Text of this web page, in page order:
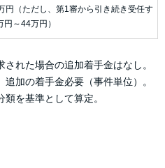
円（ただし、第1審から引き続き受任す
～44万円）
れた場合の追加着手金はなし。
加の着手金必要（事件単位）。
を基準として算定。